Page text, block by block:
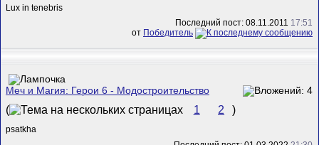
Lux in tenebris
Последний пост: 08.11.2011 17:51
от Победитель
Меч и Магия: Герои 6 - Модостроительство
( 1 2 )
psatkha